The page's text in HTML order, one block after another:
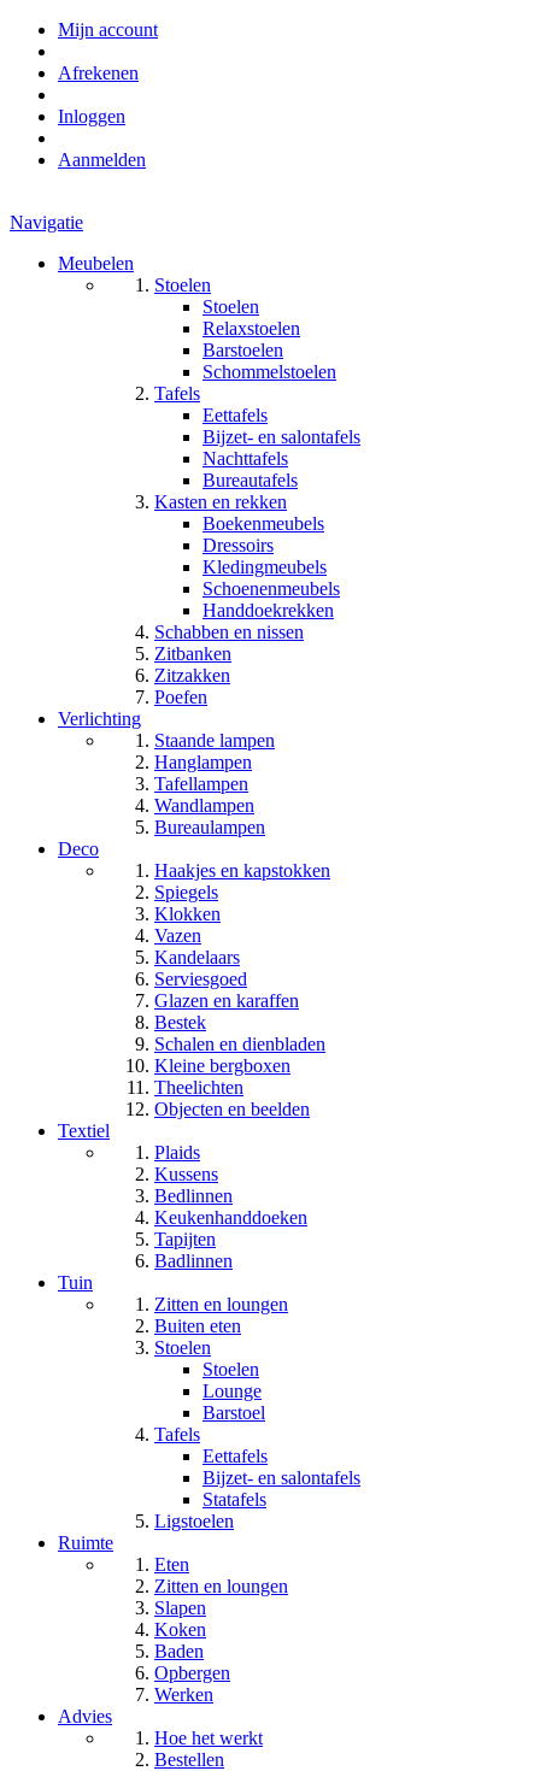
Mijn account
Afrekenen
Inloggen
Aanmelden
Navigatie
Meubelen
Stoelen
Stoelen
Relaxstoelen
Barstoelen
Schommelstoelen
Tafels
Eettafels
Bijzet- en salontafels
Nachttafels
Bureautafels
Kasten en rekken
Boekenmeubels
Dressoirs
Kledingmeubels
Schoenenmeubels
Handdoekrekken
Schabben en nissen
Zitbanken
Zitzakken
Poefen
Verlichting
Staande lampen
Hanglampen
Tafellampen
Wandlampen
Bureaulampen
Deco
Haakjes en kapstokken
Spiegels
Klokken
Vazen
Kandelaars
Serviesgoed
Glazen en karaffen
Bestek
Schalen en dienbladen
Kleine bergboxen
Theelichten
Objecten en beelden
Textiel
Plaids
Kussens
Bedlinnen
Keukenhanddoeken
Tapijten
Badlinnen
Tuin
Zitten en loungen
Buiten eten
Stoelen
Stoelen
Lounge
Barstoel
Tafels
Eettafels
Bijzet- en salontafels
Statafels
Ligstoelen
Ruimte
Eten
Zitten en loungen
Slapen
Koken
Baden
Opbergen
Werken
Advies
Hoe het werkt
Bestellen